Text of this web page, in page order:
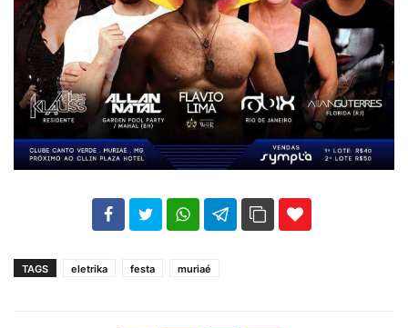
102 35
TAGS eletrika festa muriaé